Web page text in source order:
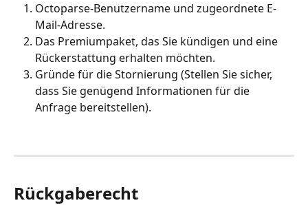
Octoparse-Benutzername und zugeordnete E-
Mail-Adresse.
Das Premiumpaket, das Sie kündigen und eine
Rückerstattung erhalten möchten.
Gründe für die Stornierung (Stellen Sie sicher,
dass Sie genügend Informationen für die
Anfrage bereitstellen).
Rückgaberecht